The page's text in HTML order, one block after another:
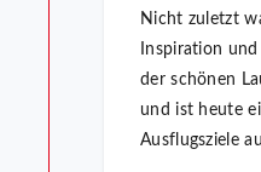
Nicht zuletzt
Inspiration
der schönen
und ist heute
Ausflugsziele